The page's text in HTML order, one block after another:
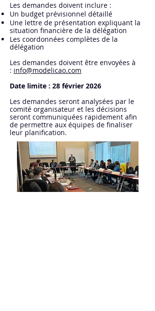
Les demandes doivent inclure :
Un budget prévisionnel détaillé
Une lettre de présentation expliquant la
situation financière de la délégation
Les coordonnées complètes de la
délégation
Les demandes doivent être envoyées à
: info@modelicao.com
Date limite : 28 février 2026
Les demandes seront analysées par le
comité organisateur et les décisions
seront communiquées rapidement afin
de permettre aux équipes de finaliser
leur planification.